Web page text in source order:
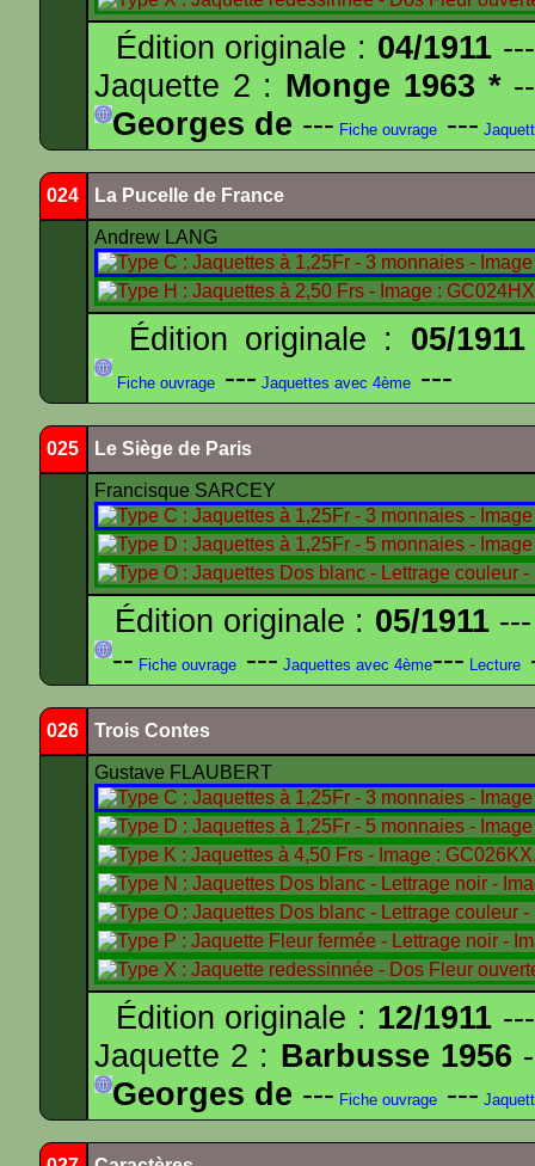
Édition originale : 04/1911
Jaquette 2 : Monge 1963 *
Georges de --- Fiche ouvrage ---
024 La Pucelle de France
Andrew LANG
Édition originale : 05/1911
Fiche ouvrage --- Jaquettes avec 4ème ---
025 Le Siège de Paris
Francisque SARCEY
Édition originale : 05/1911---
-- Fiche ouvrage --- Jaquettes avec 4ème--- Lecture
026 Trois Contes
Gustave FLAUBERT
Édition originale : 12/1911
Jaquette 2 : Barbusse 1956
Georges de --- Fiche ouvrage ---